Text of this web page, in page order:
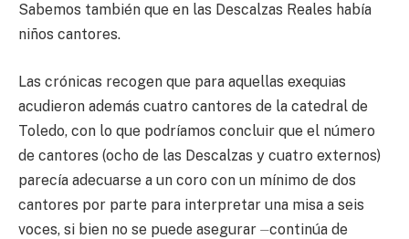
Sabemos también que en las Descalzas Reales había
niños cantores.
Las crónicas recogen que para aquellas exequias
acudieron además cuatro cantores de la catedral de
Toledo, con lo que podríamos concluir que el número
de cantores (ocho de las Descalzas y cuatro externos)
parecía adecuarse a un coro con un mínimo de dos
cantores por parte para interpretar una misa a seis
voces, si bien no se puede asegurar ⏤continúa de